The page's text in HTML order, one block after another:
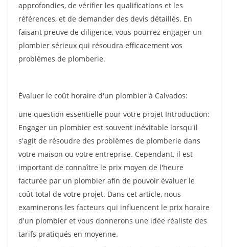
approfondies, de vérifier les qualifications et les
références, et de demander des devis détaillés. En
faisant preuve de diligence, vous pourrez engager un
plombier sérieux qui résoudra efficacement vos
problèmes de plomberie.
Évaluer le coût horaire d'un plombier à Calvados:
une question essentielle pour votre projet Introduction:
Engager un plombier est souvent inévitable lorsqu'il
s'agit de résoudre des problèmes de plomberie dans
votre maison ou votre entreprise. Cependant, il est
important de connaître le prix moyen de l'heure
facturée par un plombier afin de pouvoir évaluer le
coût total de votre projet. Dans cet article, nous
examinerons les facteurs qui influencent le prix horaire
d'un plombier et vous donnerons une idée réaliste des
tarifs pratiqués en moyenne.